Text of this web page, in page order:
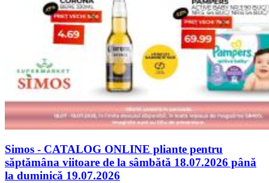
Simos - CATALOG ONLINE pliante pentru
săptămâna viitoare de la sâmbătă 18.07.2026 până
la duminică 19.07.2026